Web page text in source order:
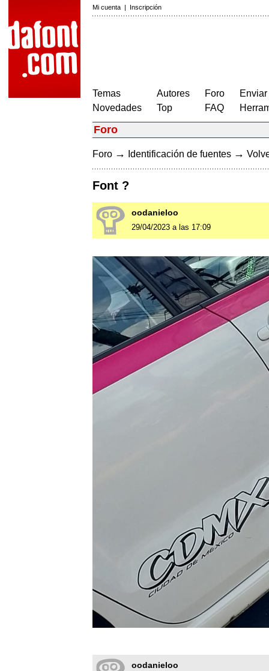
Mi cuenta | Inscripción
Temas
Novedades
Autores
Top
Foro
FAQ
Foro
Foro → Identificación de fuentes →
Font ?
oodanieloo
29/04/2023 a las 17:09
oodanieloo